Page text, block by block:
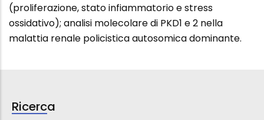
(proliferazione, stato infiammatorio e stress
ossidativo); analisi molecolare di PKD1 e 2 nella
malattia renale policistica autosomica dominante.
Ricerca